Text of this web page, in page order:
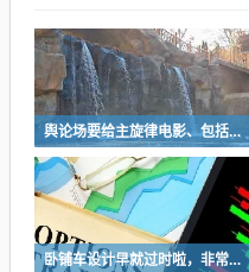
舆论场要给主旋律电影、包括所有影视和艺术创作多一些发挥空间
卧铺车设计早就过时啦，非常不具备人性化